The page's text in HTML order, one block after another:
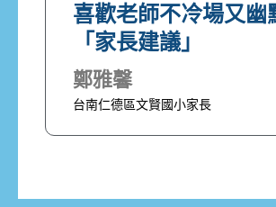
喜歡老師不冷場又幽
「家長建議」
鄭雅馨
台南仁德區文賢國小家長